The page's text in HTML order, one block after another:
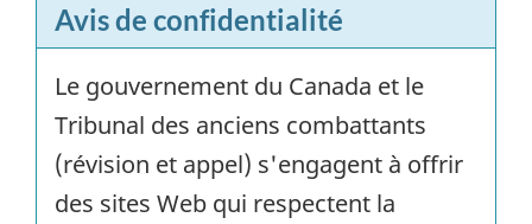
Avis de confidentialité
Le gouvernement du Canada et le
Tribunal des anciens combattants
(révision et appel) s'engagent à offrir
des sites Web qui respectent la